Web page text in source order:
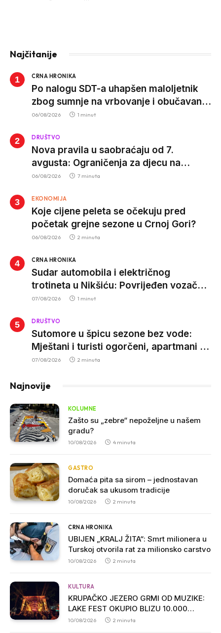
Najčitanije
CRNA HRONIKA
Po nalogu SDT-a uhapšen maloljetnik
zbog sumnje na vrbovanje i obučavanje
za izvršenje terorističkih djela
06/08/2026 1 minut
DRUŠTVO
Nova pravila u saobraćaju od 7.
avgusta: Ograničenja za djecu na
trotinetima i mlade vozače, veće kazne
06/08/2026 7 minuta
EKONOMIJA
Koje cijene peleta se očekuju pred
početak grejne sezone u Crnoj Gori?
06/08/2026 2 minuta
CRNA HRONIKA
Sudar automobila i električnog
trotineta u Nikšiću: Povrijeđen vozač
trotineta, prebačen u bolnicu
07/08/2026 1 minut
DRUŠTVO
Sutomore u špicu sezone bez vode:
Mještani i turisti ogorčeni, apartmani se
prazne zbog višesatnih restrikcija
07/08/2026 2 minuta
Najnovije
KOLUMNE
Zašto su „zebre“ nepoželjne u našem
gradu?
10/08/2026 4 minuta
GASTRO
Domaća pita sa sirom – jednostavan
doručak sa ukusom tradicije
10/08/2026 2 minuta
CRNA HRONIKA
UBIJEN „KRALJ ŽITA“: Smrt milionera u
Turskoj otvorila rat za milionsko carstvo
10/08/2026 2 minuta
KULTURA
KRUPAČKO JEZERO GRMI OD MUZIKE:
LAKE FEST OKUPIO BLIZU 10.000
POSJETILACA
10/08/2026 2 minuta